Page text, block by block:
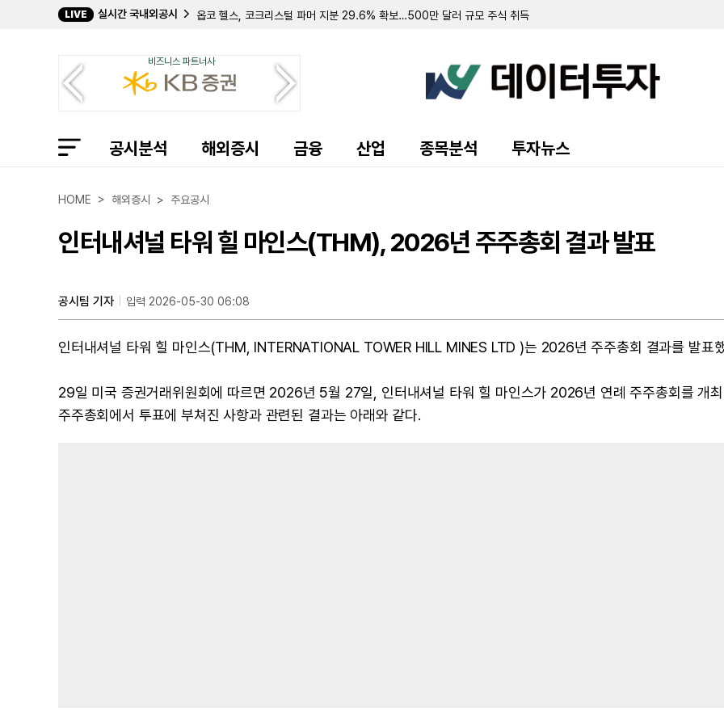
LIVE 실시간 국내외공시
옵코 헬스, 코크리스털 파머 지분 29.6% 확보…500만 달러 규모 주식 취득
캐로네이드 캐피탈, 칸나에 홀딩스 지분 7.8% 확보
크리에이티브 메디컬 테크놀로지, 2분기 순손실 151만 달러…워런트 행사로 446만 달러 조달
바이오스템 테크놀로지스, 357만 주 규모 주주 등록 및 매각 추진
길데 헬스케어, 숄더 이노베이션스 지분 10.7%로 축소…최근 6일간 16만여 주 장내 매도
임믹스 바이오파머, 2분기 순손실 1155만 달러…자금조달로 현금 2억 3210만 달러 확보
에이트코 홀딩스, 2분기 순이익 1770만 달러 기록…가상자산 평가이익에 흑자 전환
볼리션RX, 린드 글로벌에 보통주 77만 9371주 발행
퍼스트 노던 커뮤니티 뱅코프, 부실 대출 채권 457만 달러로 감소…대출 조건 조정액은 412만 달러
샤프링크, 2분기 순손실 3억 9427만 달러 기록…가상자산 평가손실 영향
머드릭 캐피탈, 버티컬 에어로스페이스 주식 및 전환사채 매각
비즈니스 파트너사
공시분석 해외증시 금융 산업 종목분석 투자뉴스
HOME > 해외증시 > 주요공시
인터내셔널 타워 힐 마인스(THM), 2026년 주주총회 결과 발표
공시팀 기자 입력 2026-05-30 06:08
인터내셔널 타워 힐 마인스(THM, INTERNATIONAL TOWER HILL MINES LTD )는 2026년 주주총회 결과를 발표
29일 미국 증권거래위원회에 따르면 2026년 5월 27일, 인터내셔널 타워 힐 마인스가 2026년 연례 주주총회를 개
주주총회에서 투표에 부쳐진 사항과 관련된 결과는 아래와 같다.